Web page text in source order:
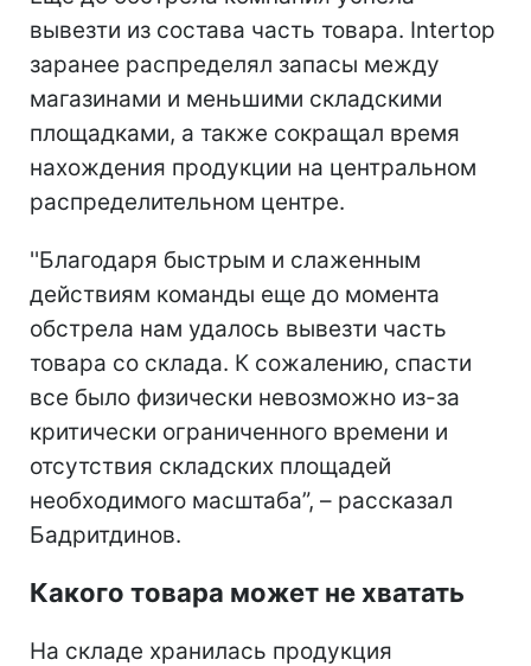
вывезти из состава часть товара. Intertop
заранее распределял запасы между
магазинами и меньшими складскими
площадками, а также сокращал время
нахождения продукции на центральном
распределительном центре.
''Благодаря быстрым и слаженным
действиям команды еще до момента
обстрела нам удалось вывезти часть
товара со склада. К сожалению, спасти
все было физически невозможно из-за
критически ограниченного времени и
отсутствия складских площадей
необходимого масштаба”, – рассказал
Бадритдинов.
Какого товара может не хватать
На складе хранилась продукция